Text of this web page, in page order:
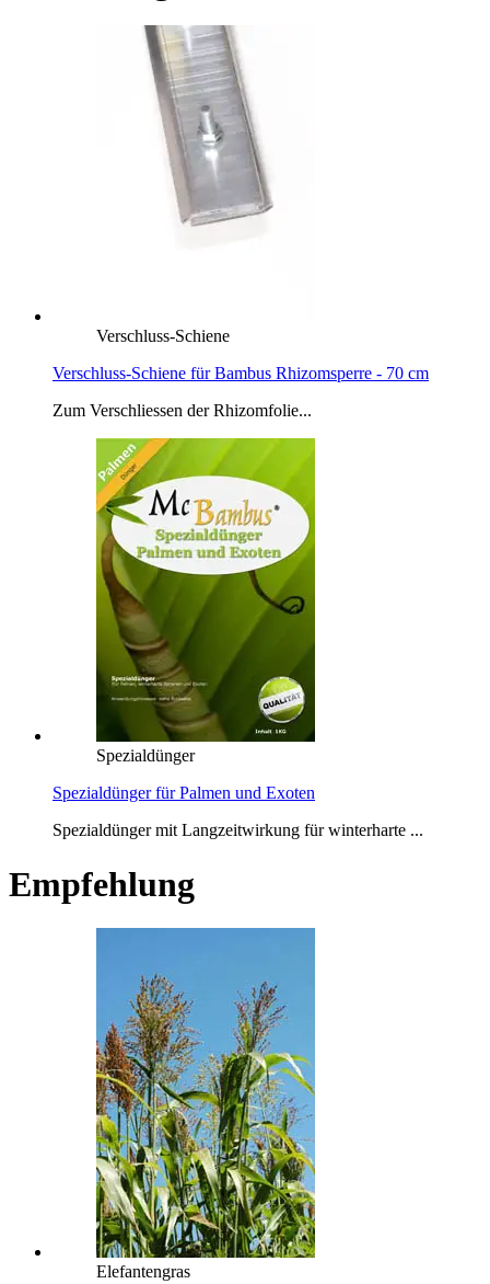
Verschluss-Schiene
Verschluss-Schiene für Bambus Rhizomsperre - 70 cm
Zum Verschliessen der Rhizomfolie...
Spezialdünger
Spezialdünger für Palmen und Exoten
Spezialdünger mit Langzeitwirkung für winterharte ...
Empfehlung
Elefantengras